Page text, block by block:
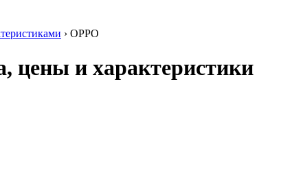
› OPPO
цены и характеристики